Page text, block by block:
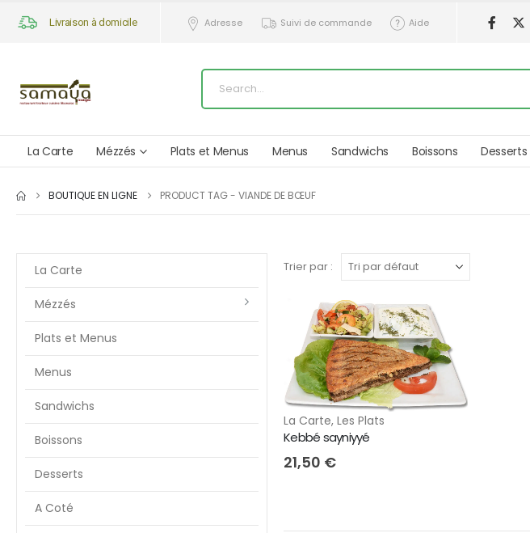
Livraison à domicile Adresse Suivi de commande Aide
La Carte Mézzés Plats et Menus Menus Sandwichs Boissons Desserts
BOUTIQUE EN LIGNE PRODUCT TAG - VIANDE DE BŒUF
Trier par :
La Carte, Les Plats
Kebbé sayniyyé
21,50 €
La Carte
Mézzés
Plats et Menus
Menus
Sandwichs
Boissons
Desserts
A Coté